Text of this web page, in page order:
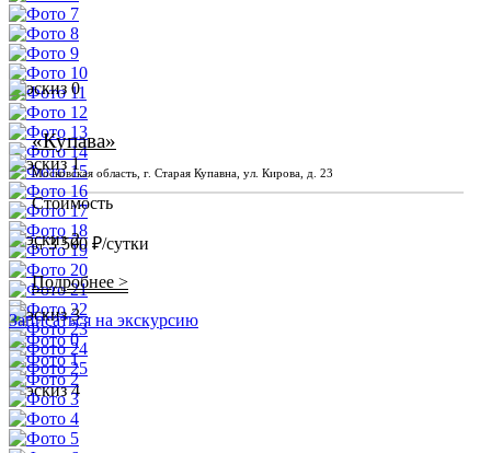
«Купава»
Московская область, г. Старая Купавна, ул. Кирова, д. 23
Стоимость
от3 500 ₽/сутки
Подробнее >
Записаться на экскурсию